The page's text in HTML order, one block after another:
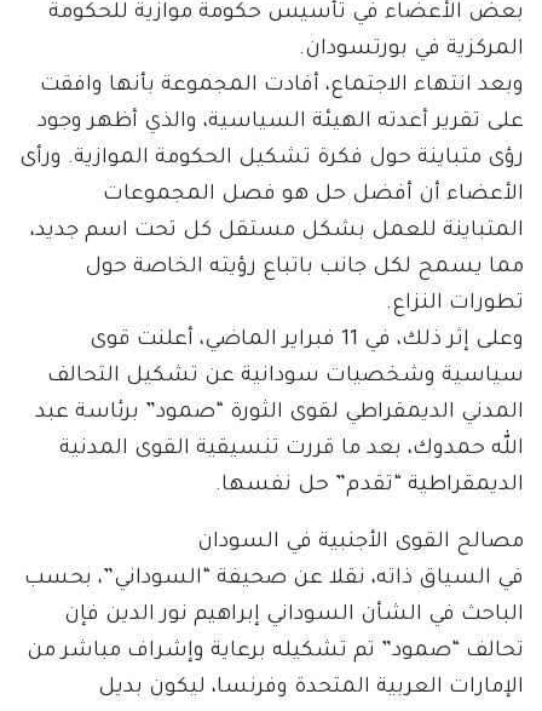
بعض الأعضاء في تأسيس حكومة موازية للحكومة
المركزية في بورتسودان.
وبعد انتهاء الاجتماع، أفادت المجموعة بأنها وافقت
على تقرير أعدته الهيئة السياسية، والذي أظهر وجود
رؤى متباينة حول فكرة تشكيل الحكومة الموازية. ورأى
الأعضاء أن أفضل حل هو فصل المجموعات
المتباينة للعمل بشكل مستقل كل تحت اسم جديد،
مما يسمح لكل جانب باتباع رؤيته الخاصة حول
تطورات النزاع.
وعلى إثر ذلك، في 11 فبراير الماضي، أعلنت قوى
سياسية وشخصيات سودانية عن تشكيل التحالف
المدني الديمقراطي لقوى الثورة “صمود” برئاسة عبد
الله حمدوك، بعد ما قررت تنسيقية القوى المدنية
الديمقراطية “تقدم” حل نفسها.
مصالح القوى الأجنبية في السودان
في السياق ذاته، نقلا عن صحيفة “السوداني”، بحسب
الباحث في الشأن السوداني إبراهيم نور الدين فإن
تحالف “صمود” تم تشكيله برعاية وإشراف مباشر من
الإمارات العربية المتحدة وفرنسا، ليكون بديل